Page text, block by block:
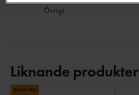
Övrigt
Liknande produkter